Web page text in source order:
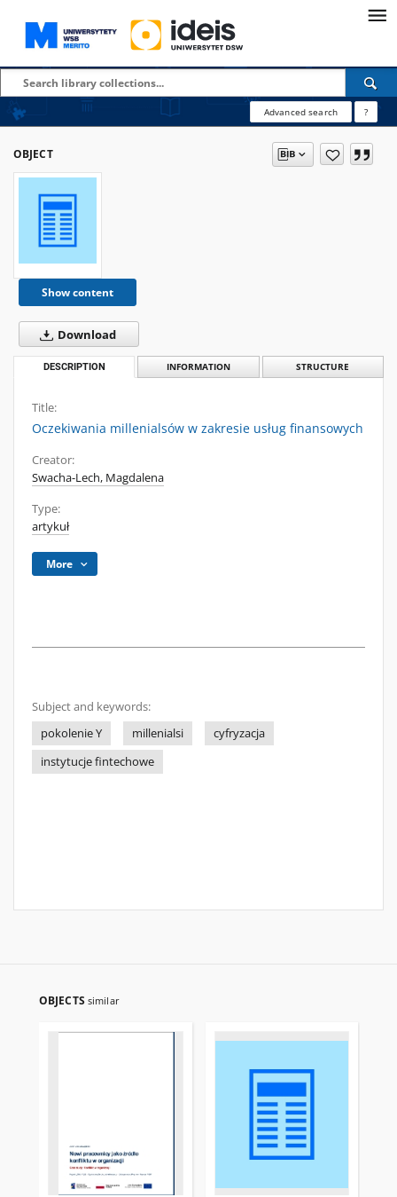
Advanced search ?
OBJECT
Show content
Download
DESCRIPTION INFORMATION STRUCTURE
Title:
Oczekiwania millenialsów w zakresie usług finansowych
Creator:
Swacha-Lech, Magdalena
Type:
artykuł
More
Subject and keywords:
pokolenie Y
millenialsi
cyfryzacja
instytucje fintechowe
OBJECTS similar